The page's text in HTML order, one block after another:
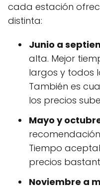
cada estación
distinta:
Junio a
alta. Mejor
largos y todos
También es
los precios
Mayo y
Tiempo
precios
Noviembre a